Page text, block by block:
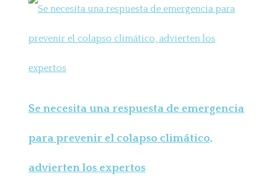
Se necesita una respuesta de emergencia
para prevenir el colapso climático,
advierten los expertos